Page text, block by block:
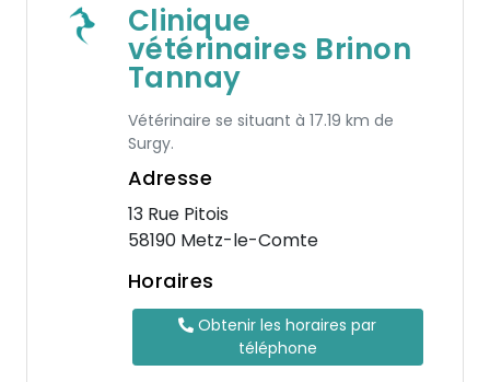
Clinique
vétérinaires Brinon
Tannay
Vétérinaire se situant à 17.19 km de
Surgy.
Adresse
13 Rue Pitois
58190 Metz-le-Comte
Horaires
Obtenir les horaires par
téléphone